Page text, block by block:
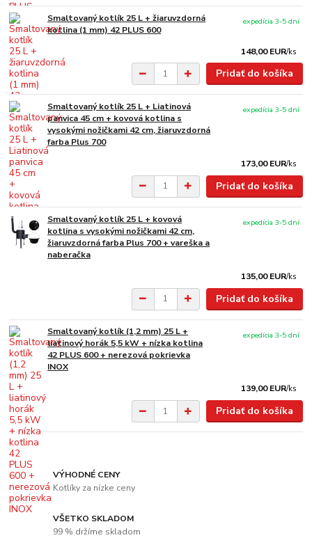
Smaltovaný kotlík 25 L + žiaruvzdorná
kotlina (1 mm) 42 PLUS 600
148,00 EUR/ks
expedícia 3-5 dní
Pridať do košíka
Smaltovaný kotlík 25 L + Liatinová
panvica 45 cm + kovová kotlina s
vysokými nožičkami 42 cm, žiaruvzdorná
farba Plus 700
173,00 EUR/ks
expedícia 3-5 dní
Pridať do košíka
Smaltovaný kotlík 25 L + kovová
kotlina s vysokými nožičkami 42 cm,
žiaruvzdorná farba Plus 700 + vareška a
naberačka
135,00 EUR/ks
expedícia 3-5 dní
Pridať do košíka
Smaltovaný kotlík (1,2 mm) 25 L +
liatinový horák 5,5 kW + nízka kotlina
42 PLUS 600 + nerezová pokrievka
INOX
139,00 EUR/ks
expedícia 3-5 dní
Pridať do košíka
VÝHODNÉ CENY
Kotlíky za nízke ceny
VŠETKO SKLADOM
99 % držíme skladom